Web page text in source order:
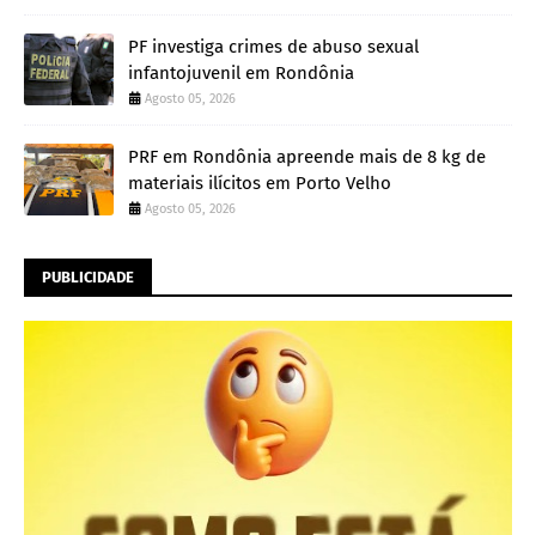
PF investiga crimes de abuso sexual
infantojuvenil em Rondônia
Agosto 05, 2026
PRF em Rondônia apreende mais de 8 kg de
materiais ilícitos em Porto Velho
Agosto 05, 2026
PUBLICIDADE